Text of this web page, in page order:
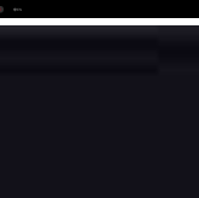
中EN